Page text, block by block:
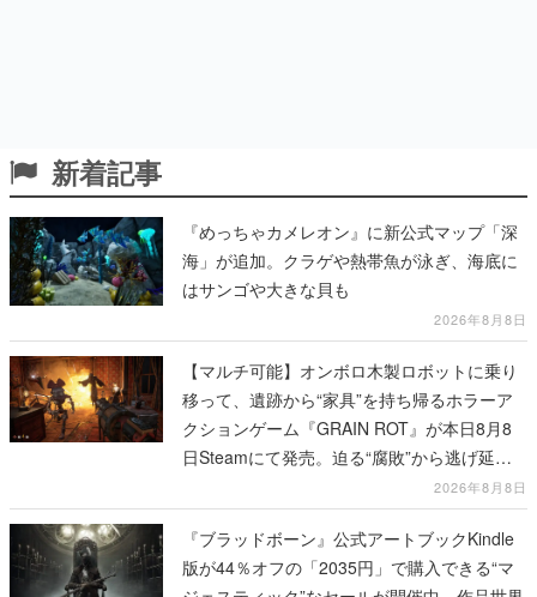
新着記事
『めっちゃカメレオン』に新公式マップ「深
海」が追加。クラゲや熱帯魚が泳ぎ、海底に
はサンゴや大きな貝も
2026年8月8日
【マルチ可能】オンボロ木製ロボットに乗り
移って、遺跡から“家具”を持ち帰るホラーア
クションゲーム『GRAIN ROT』が本日8月8
日Steamにて発売。迫る“腐敗”から逃げ延
2026年8月8日
『ブラッドボーン』公式アートブックKindle
版が44％オフの「2035円」で購入できる“マ